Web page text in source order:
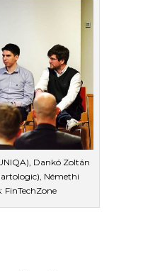
Dankó Zoltán
Némethi
FinTechZone